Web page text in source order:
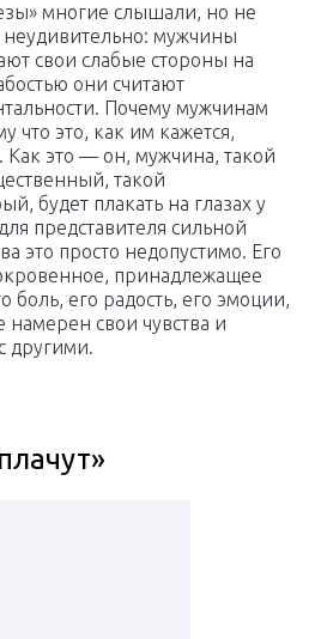
многие слышали, но не
мужчины
свои слабые стороны на
они считают
Почему мужчинам
что это, как им кажется,
Как это — он, мужчина, такой
такой
будет плакать на глазах у
представителя сильной
это просто недопустимо. Его
принадлежащее
боль, его радость, его эмоции,
намерен свои чувства и
другими.